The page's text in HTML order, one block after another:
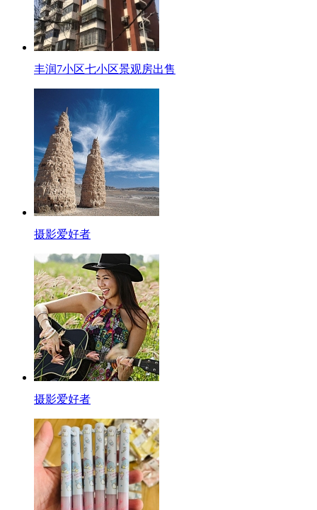
丰润7小区七小区景观房出售
摄影爱好者
摄影爱好者